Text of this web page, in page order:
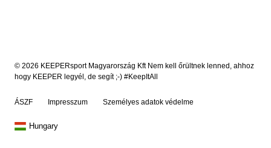
© 2026 KEEPERsport Magyarország Kft Nem kell őrültnek lenned, ahhoz
hogy KEEPER legyél, de segít ;-) #KeepItAll
ÁSZF Impresszum Személyes adatok védelme
Hungary